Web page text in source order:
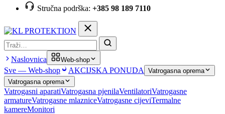
Stručna podrška: +385 98 189 7110
Pretraga
Naslovnica Web-shop
Sve — Web-shop AKCIJSKA PONUDA
Vatrogasna oprema
Vatrogasna oprema
Vatrogasni aparatiVatrogasna pjenilaVentilatoriVatrogasne
armatureVatrogasne mlazniceVatrogasne cijeviTermalne
kamereMonitori